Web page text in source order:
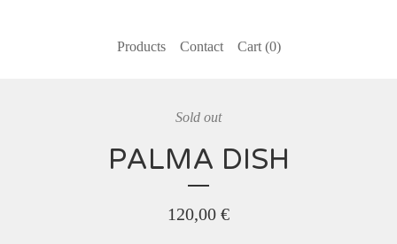
Products Contact Cart (0)
Sold out
PALMA DISH
120,00 €